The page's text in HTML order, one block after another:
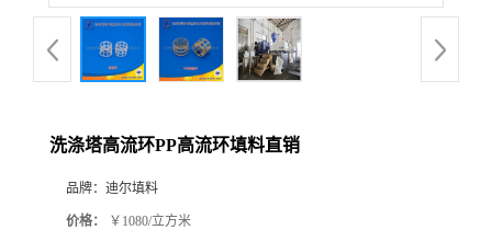
洗涤塔高流环PP高流环填料直销
品牌： 迪尔填料
价格： ￥1080/立方米